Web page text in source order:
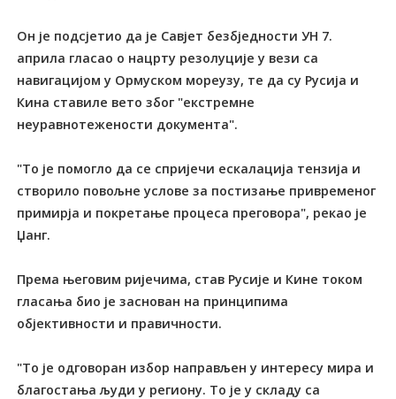
Он је подсјетио да је Савјет безбједности УН 7.
априла гласао о нацрту резолуције у вези са
навигацијом у Ормуском мореузу, те да су Русија и
Кина ставиле вето због "екстремне
неуравнотежености документа".
"То је помогло да се спријечи ескалација тензија и
створило повољне услове за постизање привременог
примирја и покретање процеса преговора", рекао је
Џанг.
Према његовим ријечима, став Русије и Кине током
гласања био је заснован на принципима
објективности и правичности.
"То је одговоран избор направљен у интересу мира и
благостања људи у региону. То је у складу са